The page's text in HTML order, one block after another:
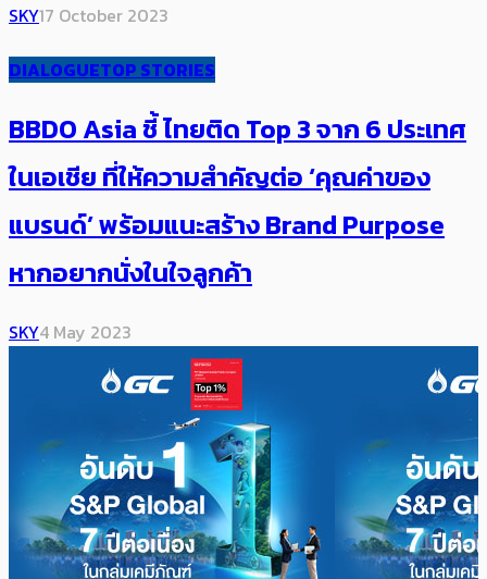
SKY17 October 2023
DIALOGUETOP STORIES
BBDO Asia ชี้ ไทยติด Top 3 จาก 6 ประเทศ
ในเอเชีย ที่ให้ความสำคัญต่อ ‘คุณค่าของ
แบรนด์’ พร้อมแนะสร้าง Brand Purpose
หากอยากนั่งในใจลูกค้า
SKY4 May 2023